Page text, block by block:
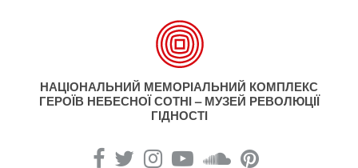
НАЦІОНАЛЬНИЙ МЕМОРІАЛЬНИЙ КОМПЛЕКС
ГЕРОЇВ НЕБЕСНОЇ СОТНІ – МУЗЕЙ РЕВОЛЮЦІЇ
ГІДНОСТІ